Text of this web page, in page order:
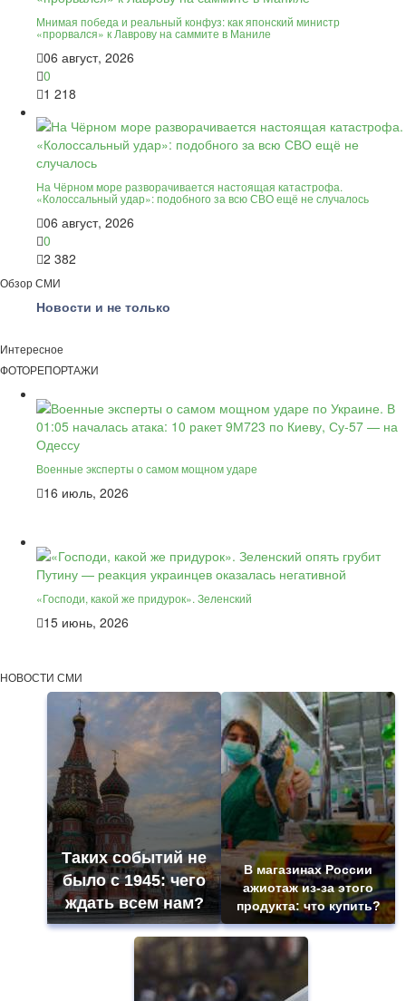
Мнимая победа и реальный конфуз: как японский министр
«прорвался» к Лаврову на саммите в Маниле
06 август, 2026
0
1 218
На Чёрном море разворачивается настоящая катастрофа.
«Колоссальный удар»: подобного за всю СВО ещё не случалось
06 август, 2026
0
2 382
Обзор СМИ
Новости и не только
Интересное
ФОТОРЕПОРТАЖИ
Военные эксперты о самом мощном ударе
16 июль, 2026
«Господи, какой же придурок». Зеленский
15 июнь, 2026
НОВОСТИ СМИ
Таких событий не
было с 1945: чего
ждать всем нам?
В магазинах России
ажиотаж из-за этого
продукта: что купить?